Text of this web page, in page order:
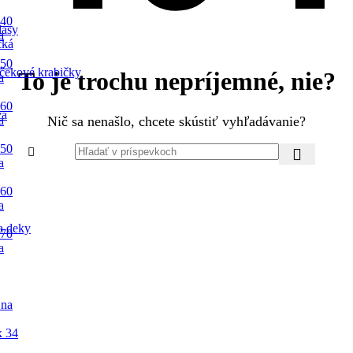
krabičky
deky
34
To je trochu nepríjemné, nie?
Nič sa nenašlo, chcete skústiť vyhľadávanie?